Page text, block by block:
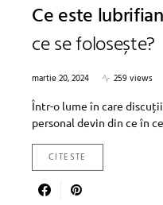
Ce este
ce se folosește?
martie 20, 2024
259 views
Într-o lume în care
personal devin din ce în
CITESTE